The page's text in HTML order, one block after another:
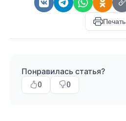
Печать
Понравилась статья?
0 0